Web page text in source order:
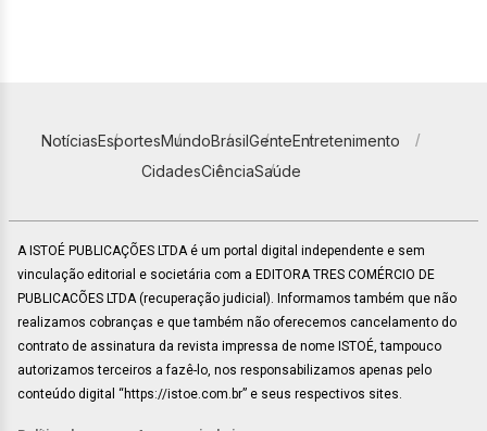
NotíciasEsportesMundoBrasilGenteEntretenimento
CidadesCiênciaSaúde
A ISTOÉ PUBLICAÇÕES LTDA é um portal digital independente e sem
vinculação editorial e societária com a EDITORA TRES COMÉRCIO DE
PUBLICACÕES LTDA (recuperação judicial). Informamos também que não
realizamos cobranças e que também não oferecemos cancelamento do
contrato de assinatura da revista impressa de nome ISTOÉ, tampouco
autorizamos terceiros a fazê-lo, nos responsabilizamos apenas pelo
conteúdo digital “https://istoe.com.br” e seus respectivos sites.